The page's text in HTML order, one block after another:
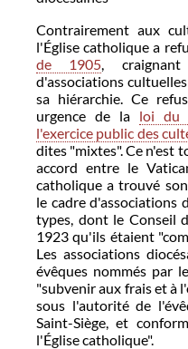
Contrairement aux
l'Église catholique a
de 1905,
d'associations
sa hiérarchie. Ce
urgence de la loi du
l'exercice public des
dites "mixtes". Ce n'est
accord entre le
catholique a trouvé
le cadre d'associations
types, dont le Conseil
1923 qu'ils étaient
Les associations
évêques nommés par
"subvenir aux frais et à
sous l'autorité de
Saint-Siège, et
l'Église catholique".